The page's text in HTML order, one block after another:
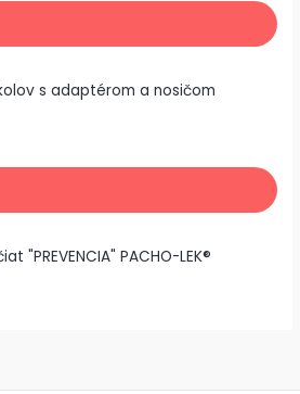
s adaptérom a nosičom
"PREVENCIA" PACHO-LEK®